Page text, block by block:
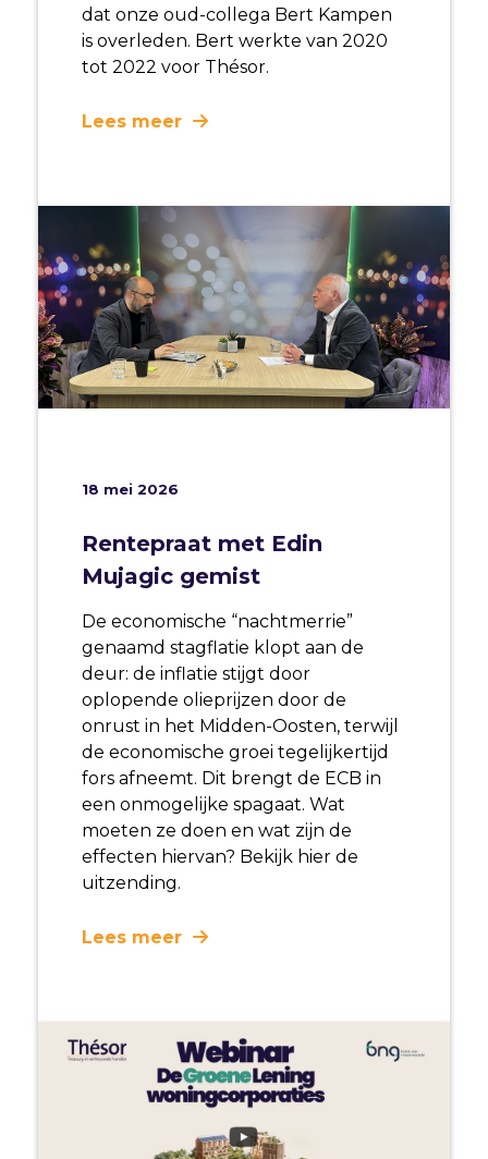
dat onze oud-collega Bert Kampen
is overleden. Bert werkte van 2020
tot 2022 voor Thésor.
Lees meer
18 mei 2026
Rentepraat met Edin
Mujagic gemist
De economische “nachtmerrie”
genaamd stagflatie klopt aan de
deur: de inflatie stijgt door
oplopende olieprijzen door de
onrust in het Midden-Oosten, terwijl
de economische groei tegelijkertijd
fors afneemt. Dit brengt de ECB in
een onmogelijke spagaat. Wat
moeten ze doen en wat zijn de
effecten hiervan? Bekijk hier de
uitzending.
Lees meer